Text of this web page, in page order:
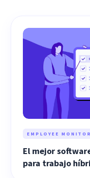
EMPLOYEE
El mejor
para trabajo